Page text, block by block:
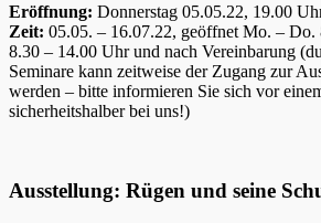
Eröffnung: Donnerstag 05.05.22, 19.00
Zeit: 05.05. – 16.07.22, geöffnet Mo. – Do.
8.30 – 14.00 Uhr und nach Vereinbarung
Seminare kann zeitweise der Zugang zur
werden – bitte informieren Sie sich vor
sicherheitshalber bei uns!)
Ausstellung: Rügen und seine